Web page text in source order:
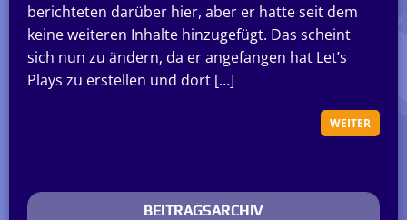
berichteten darüber hier, aber er hatte seit dem
keine weiteren Inhalte hinzugefügt. Das scheint
sich nun zu ändern, da er angefangen hat Let’s
Plays zu erstellen und dort […]
WEITER
BEITRAGSARCHIV